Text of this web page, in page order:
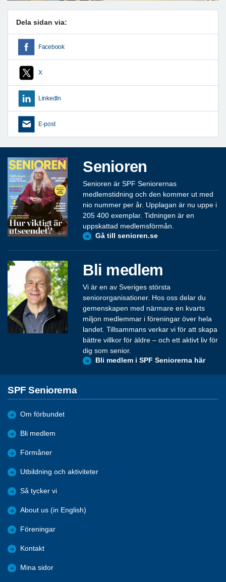
Dela sidan via:
Facebook
X
LinkedIn
E-post
Senioren
Senioren är SPF Seniorernas
medlemstidning och den kommer ut med
nio nummer per år. Upplagan är nu uppe i
205 400 exemplar. Tidningen är en
uppskattad medlemsförmån.
Gå till senioren.se
Bli medlem
Vi är en av Sveriges största
seniororganisationer. Hos oss delar du
gemenskapen med närmare en kvarts
miljon medlemmar i föreningar över hela
landet. Tillsammans verkar vi för att skapa
bättre villkor för äldre – och ett aktivt liv för
dig som senior.
Bli medlem i SPF Seniorerna här
SPF Seniorerna
Om förbundet
Bli medlem
Förmåner
Utbildning och aktiviteter
Så tycker vi
About us (in English)
Föreningar
Kontakt
Mina sidor